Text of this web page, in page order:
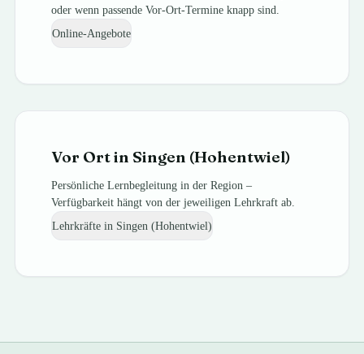
oder wenn passende Vor-Ort-Termine knapp sind.
Online-Angebote
Vor Ort in Singen (Hohentwiel)
Persönliche Lernbegleitung in der Region –
Verfügbarkeit hängt von der jeweiligen Lehrkraft ab.
Lehrkräfte in Singen (Hohentwiel)